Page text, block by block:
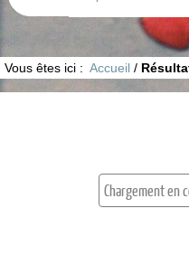
Vous êtes ici : Accueil /
Chargement en